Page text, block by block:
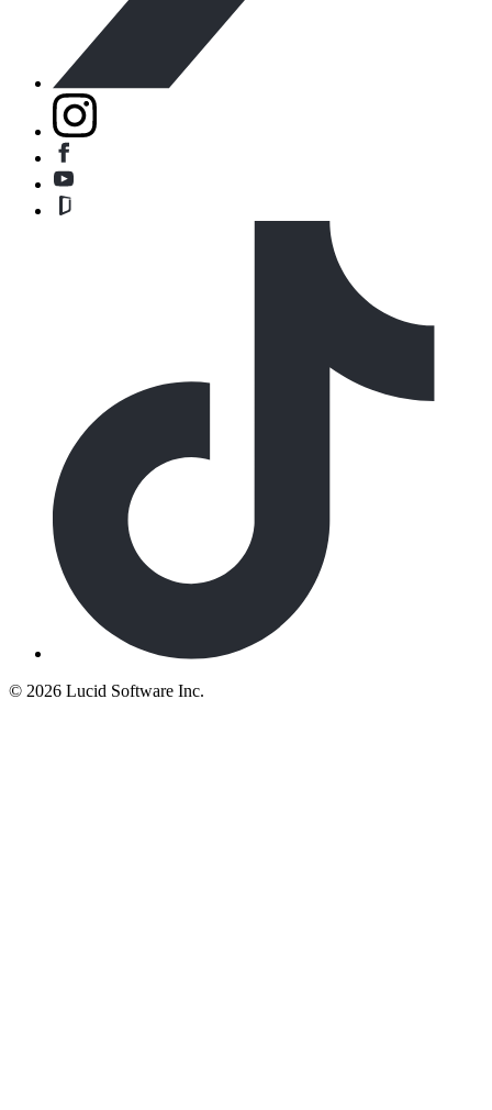
© 2026 Lucid Software Inc.